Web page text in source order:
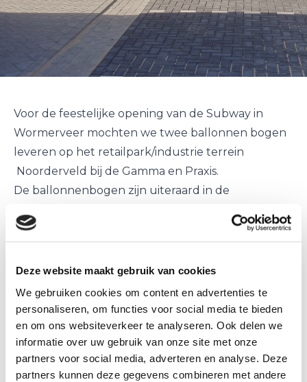
Deze website maakt gebruik van cookies
We gebruiken cookies om content en advertenties te
personaliseren, om functies voor social media te bieden
en om ons websiteverkeer te analyseren. Ook delen we
informatie over uw gebruik van onze site met onze
partners voor social media, adverteren en analyse. Deze
partners kunnen deze gegevens combineren met andere
Voor de feestelijke opening van de Subway in
Wormerveer mochten we twee ballonnen bogen
leveren op het retailpark/industrie terrein
Noorderveld bij de Gamma en Praxis.
De ballonnenbogen zijn uiteraard in de
De Subway is tevens een drive-trough, eenvoudig
bestellen.